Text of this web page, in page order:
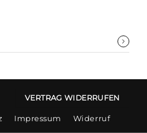
VERTRAG WIDERRUFEN
Impressum Widerruf